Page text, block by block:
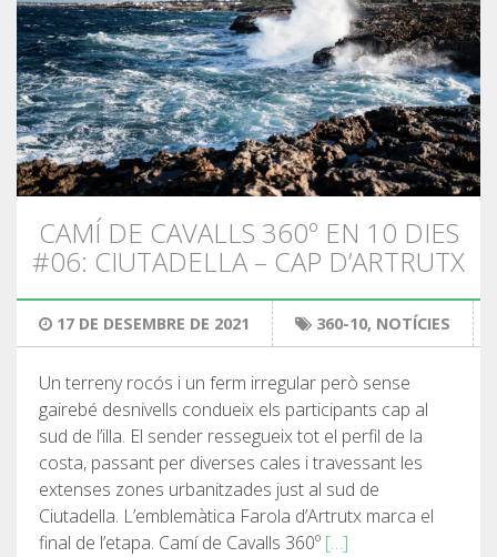
ENGLISH
FRANÇAIS
DEUTSCH
CAMÍ DE CAVALLS 360º EN 10 DIES
#06: CIUTADELLA – CAP D’ARTRUTX
17 DE DESEMBRE DE 2021 360-10, NOTÍCIES
Un terreny rocós i un ferm irregular però sense
gairebé desnivells condueix els participants cap al
sud de l’illa. El sender ressegueix tot el perfil de la
costa, passant per diverses cales i travessant les
extenses zones urbanitzades just al sud de
Ciutadella. L’emblemàtica Farola d’Artrutx marca el
final de l’etapa. Camí de Cavalls 360º […]